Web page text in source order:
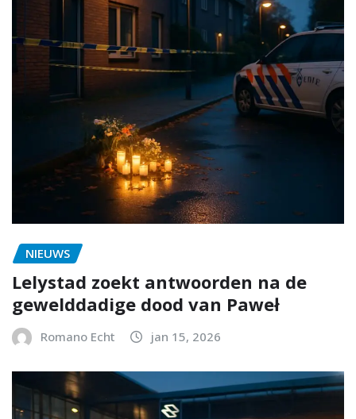
NIEUWS
Lelystad zoekt antwoorden na de
gewelddadige dood van Paweł
Romano Echt jan 15, 2026